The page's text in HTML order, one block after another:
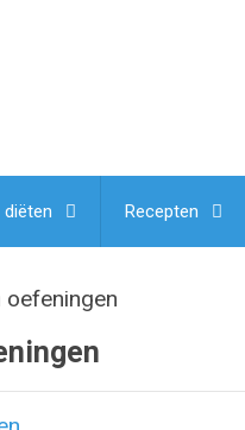
diëten Recepten
oefeningen